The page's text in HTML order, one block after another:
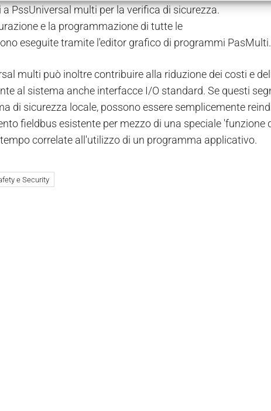
PssUniversal multi per la verifica di sicurezza.
e la programmazione di tutte le
eseguite tramite l'editor grafico di programmi PasMulti.
multi può inoltre contribuire alla riduzione dei costi e
al sistema anche interfacce I/O standard. Se questi
di sicurezza locale, possono essere semplicemente
fieldbus esistente per mezzo di una speciale 'funzione
correlate all'utilizzo di un programma applicativo.
e Security